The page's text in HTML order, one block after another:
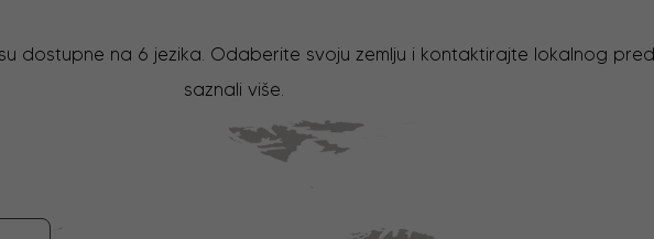
dostupne na 6 jezika. Odaberite svoju zemlju i kontaktirajte lokalnog
saznali više.